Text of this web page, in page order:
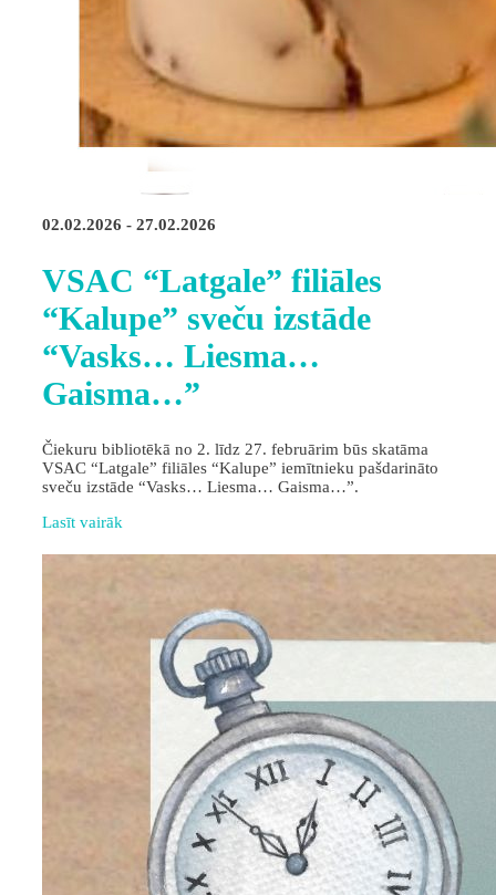
02.02.2026 - 27.02.2026
VSAC “Latgale” filiāles
“Kalupe” sveču izstāde
“Vasks… Liesma…
Gaisma…”
Čiekuru bibliotēkā no 2. līdz 27. februārim būs skatāma
VSAC “Latgale” filiāles “Kalupe” iemītnieku pašdarināto
sveču izstāde “Vasks… Liesma… Gaisma…”.
Lasīt vairāk